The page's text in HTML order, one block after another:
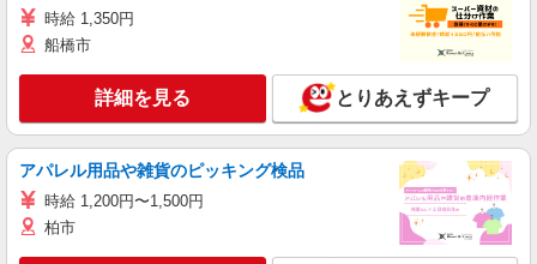
時給 1,350円
船橋市
詳細を見る とりあえずキープ
アパレル用品や雑貨のピッキング検品
時給 1,200円〜1,500円
柏市